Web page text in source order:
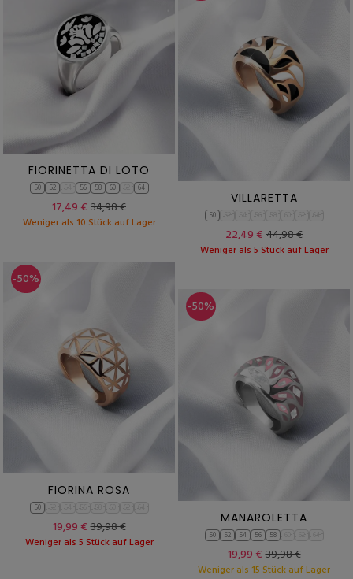
FIORINETTA DI LOTO
50 52 56 58 60 64
17,49 € 34,98 €
Weniger als 10 Stück auf Lager
VILLARETTA
50
22,49 € 44,98 €
Weniger als 5 Stück auf Lager
-50%
FIORINA ROSA
50
19,99 €39,98 €
Weniger als 5 Stück auf Lager
-50%
MANAROLETTA
50 52 54 56 58
19,99 €39,98 €
Weniger als 15 Stück auf Lager